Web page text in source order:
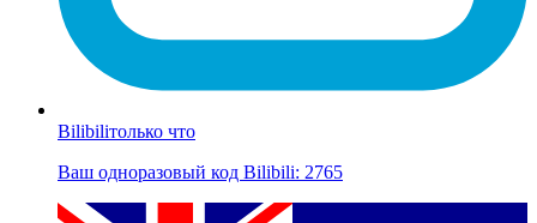
Bilibiliтолько что
Ваш одноразовый код Bilibili: 2765